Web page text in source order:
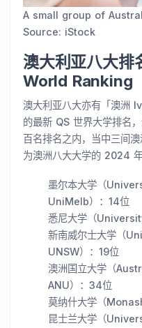
A small group of
Source: iStock
澳大利亚八大
World Ranking
澳大利亚八大亦有「澳洲
的最新 QS 世界大学排名
百名排名之内，当中三间
为澳洲八大大学的 2024
墨尔本大学（
UniMelb）：14位
悉尼大学（
新南威尔士大学（
UNSW）：19位
澳洲国立大学（
ANU）：34位
莫纳什大学（
昆士兰大学（